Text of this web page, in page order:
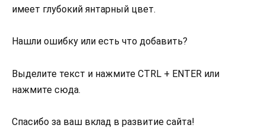
имеет глубокий янтарный цвет.
Нашли ошибку или есть что добавить?
Выделите текст и нажмите CTRL + ENTER или
нажмите сюда.
Спасибо за ваш вклад в развитие сайта!